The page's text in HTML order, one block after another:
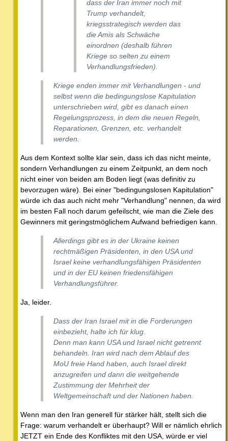
dass der Iran immer noch mit
Trump verhandelt,
kriegsstrategisch werden das
die Amis als Schwäche
einordnen (deshalb führen
Kriege so selten zu einem
Verhandlungsfrieden).
Kriege enden immer mit Verhandlungen - und
selbst wenn die bedingungslose Kapitulation
unterschrieben wird, gibt es danach einen
Regelungsprozess, in dem die neuen Regeln,
Reparationen, Grenzen, etc. verhandelt
werden.
Aus dem Kontext sollte klar sein, dass ich das nicht meinte,
sondern Verhandlungen zu einem Zeitpunkt, an dem noch
nicht einer von beiden am Boden liegt (was definitiv zu
bevorzugen wäre). Bei einer "bedingungslosen Kapitulation"
würde ich das auch nicht mehr "Verhandlung" nennen, da wird
im besten Fall noch darum gefeilscht, wie man die Ziele des
Gewinners mit geringstmöglichem Aufwand befriedigen kann.
Allerdings gibt es in der Ukraine keinen
rechtmäßigen Präsidenten, in den USA und
Israel keine verhandlungsfähigen Präsidenten
und in der EU keinen friedensfähigen
Verhandlungsführer.
Ja, leider.
Dass der Iran Israel mit in die Forderungen
einbezieht, halte ich für klug.
Denn man kann USA und Israel nicht getrennt
behandeln. Iran wird nach dem Ablauf des
MoU freie Hand haben, auch Israel direkt
anzugreifen und dann die weitgehende
Zustimmung der Mehrheit der
Weltgemeinschaft und der Nationen haben.
Wenn man den Iran generell für stärker hält, stellt sich die
Frage: warum verhandelt er überhaupt? Will er nämlich ehrlich
JETZT ein Ende des Konfliktes mit den USA, würde er viel